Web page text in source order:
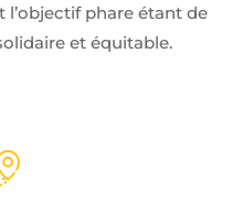
phare étant de
et équitable.